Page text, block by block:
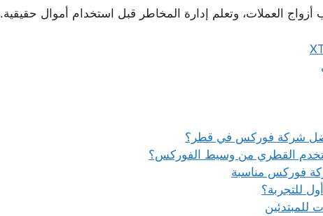
أزواج العملات، وتعلم إدارة المخاطر قبل استخدام أموال حقيقية.
شركة فوركس في قطر؟
القطري من وسيط الفوركس؟
فوركس مناسبة
للمبتدئين